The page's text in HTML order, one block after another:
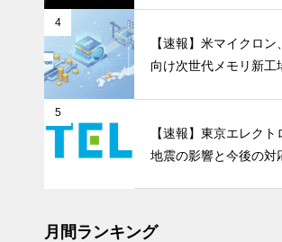
4
【速報】米マイクロン
向け次世代メモリ新工
5
【速報】東京エレクト
地震の影響と今後の対
月間ランキング